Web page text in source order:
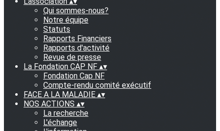
Qui sommes-nous?
Notre équipe
Statuts
Rapports Financiers
Rapports d'activité
Revue de presse
La Fondation CAP NF ▴▾
Fondation Cap NF
Compte-rendu comité exécutif
FACE A LA MALADIE ▴▾
NOS ACTIONS ▴▾
La recherche
L'échange